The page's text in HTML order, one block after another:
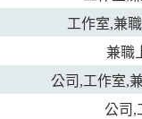
工作室,兼
兼職
公司,工作室,
公司,